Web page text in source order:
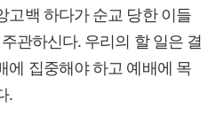
고백 하다가 순교 당한 이들
관하신다. 우리의 할 일은 결
에 집중해야 하고 예배에 목
.